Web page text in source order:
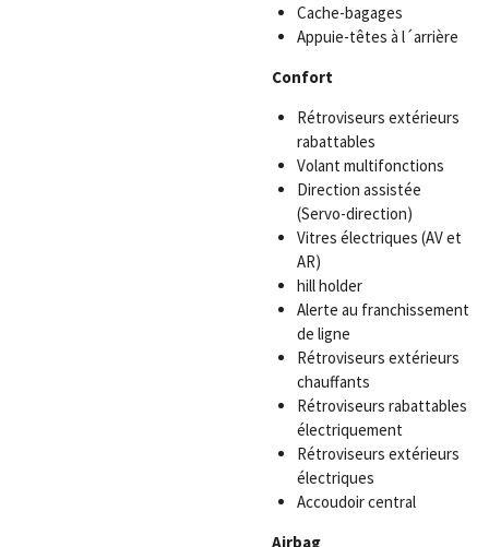
Cache-bagages
Appuie-têtes à l´arrière
Confort
Rétroviseurs extérieurs
rabattables
Volant multifonctions
Direction assistée
(Servo-direction)
Vitres électriques (AV et
AR)
hill holder
Alerte au franchissement
de ligne
Rétroviseurs extérieurs
chauffants
Rétroviseurs rabattables
électriquement
Rétroviseurs extérieurs
électriques
Accoudoir central
Airbag